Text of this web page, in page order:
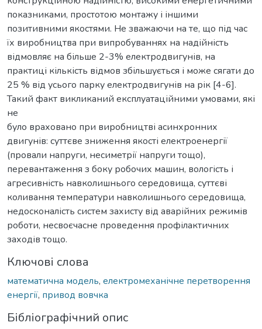
показниками, простотою монтажу і іншими
позитивними якостями. Не зважаючи на те, що під час
їх виробництва при випробуваннях на надійність
відмовляє на більше 2-3% електродвигунів, на
практиці кількість відмов збільшується і може сягати до
25 % від усього парку електродвигунів на рік [4-6].
Такий факт викликаний експлуатаційними умовами, які
не
було враховано при виробництві асинхронних
двигунів: суттєве зниження якості електроенергії
(провали напруги, несиметрії напруги тощо),
перевантаження з боку робочих машин, вологість і
агресивність навколишнього середовища, суттєві
коливання температури навколишнього середовища,
недосконалість систем захисту від аварійних режимів
роботи, несвоєчасне проведення профілактичних
заходів тощо.
Ключові слова
математична модель, електромеханічне перетворення
енергії, привод вовчка
Бібліографічний опис